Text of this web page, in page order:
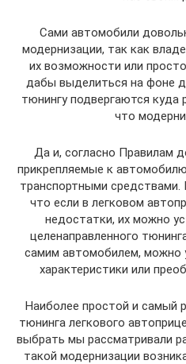
Сами автомобили
модернизации, так как
их возможности или
дабы выделиться на фоне
тюнингу подвергаются куда
что
Да и, согласно Правилам
прикрепляемые к
транспортными
что если в легковом
недостатки, их можно
целенаправленного
самим автомобилем, можно
характеристики или
Наиболее простой и самый
тюнинга легкового
выбрать мы рассматривали
такой модернизации